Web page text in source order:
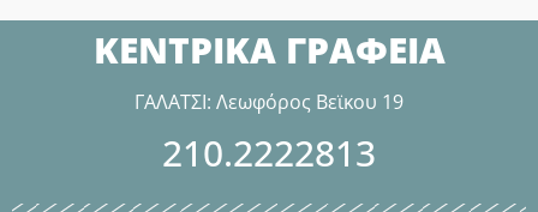
ΚΕΝΤΡΙΚΑ ΓΡΑΦΕΙΑ
ΓΑΛΑΤΣΙ: Λεωφόρος Βεϊκου 19
210.2222813